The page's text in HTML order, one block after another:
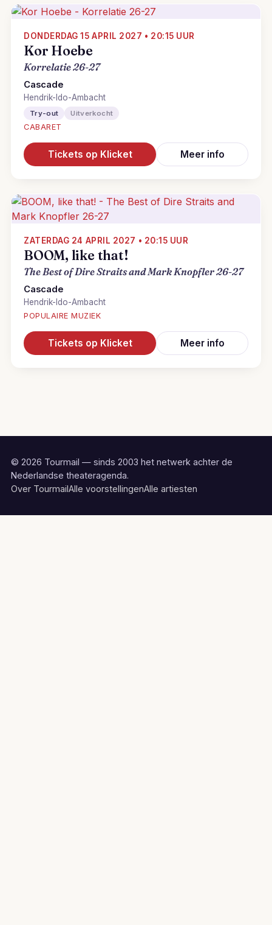
DONDERDAG 15 APRIL 2027 • 20:15 UUR
Kor Hoebe
Korrelatie 26-27
Cascade
Hendrik-Ido-Ambacht
Try-out Uitverkocht
CABARET
Tickets op Klicket Meer info
ZATERDAG 24 APRIL 2027 • 20:15 UUR
BOOM, like that!
The Best of Dire Straits and Mark Knopfler 26-27
Cascade
Hendrik-Ido-Ambacht
POPULAIRE MUZIEK
Tickets op Klicket Meer info
© 2026 Tourmail — sinds 2003 het netwerk achter de
Nederlandse theateragenda.
Over TourmailAlle voorstellingenAlle artiesten